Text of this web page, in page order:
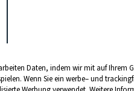
Daten, indem wir mit auf Ihrem
Wenn Sie ein werbe– und